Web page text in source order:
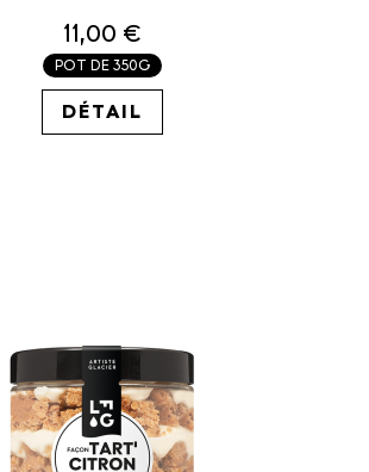
11,00 €
POT DE 350G
31.43€ / KG
DÉTAIL